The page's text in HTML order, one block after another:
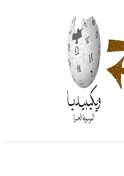
ورسالته في جروح الرأس. ويعود
الدين والفلسفة.
حيواني يتكون في البحر ويتركب
وهو أحمر أو شديد الحمرة وهو
الحجم ويسمى الش
اللفظ تم اعتمادها مصطلحاً